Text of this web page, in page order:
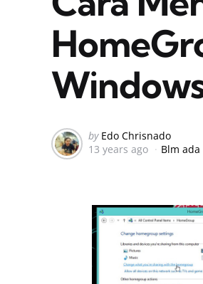
Windows
Posted
by
by Edo Chrisnado
13 years ago
Blm